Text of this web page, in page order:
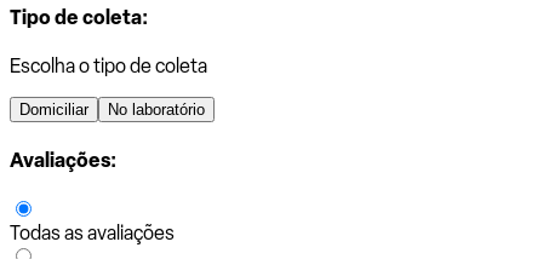
Tipo de coleta:
Escolha o tipo de coleta
Domiciliar No laboratório
Avaliações:
Todas as avaliações